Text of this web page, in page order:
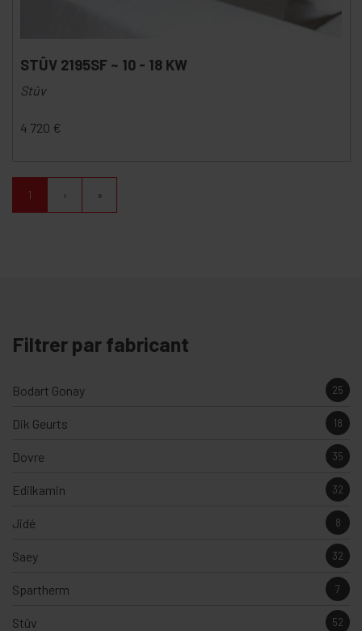
STÛV 2195SF ~ 10 - 18 KW
Stûv
4 720 €
1 › »
Filtrer par fabricant
Bodart Gonay 25
Dik Geurts 18
Dovre 35
Edilkamin 32
Jidé 8
Saey 32
Spartherm 7
Stûv 52